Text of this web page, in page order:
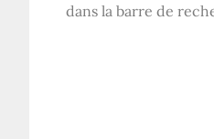
dans la barre de